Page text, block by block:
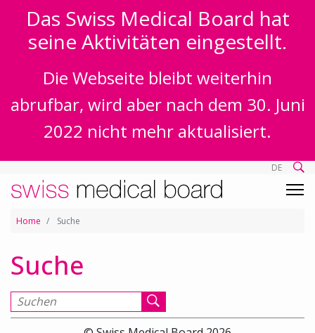
Das Swiss Medical Board hat
seine Aktivitäten eingestellt.
Die Webseite bleibt weiterhin
abrufbar, wird aber nach dem 30. Juni
2022 nicht mehr aktualisiert.
DE
Home Suche
Suche
Suchen nach